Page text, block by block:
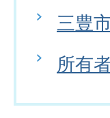
三豊
所有